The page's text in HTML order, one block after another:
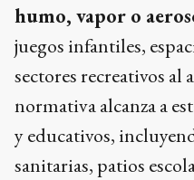
humo, vapor o
juegos infantiles,
sectores recreativos
normativa alcanza a
y educativos,
sanitarias, patios